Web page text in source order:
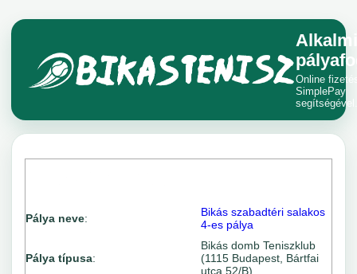
Alkalmi
Online
SimplePay
segítségével.
Pálya neve:
Bikás szabadtéri salakos
4-es pálya
Pálya típusa:
Bikás domb Teniszklub
(1115 Budapest, Bártfai
utca 52/B)